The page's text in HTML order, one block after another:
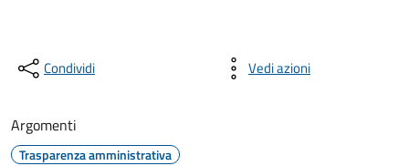
Condividi Vedi azioni
Argomenti
Trasparenza amministrativa